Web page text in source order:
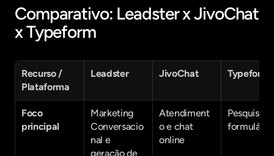
Comparativo: Leadster x JivoChat
x Typeform
Recurso /
Plataforma
Leadster JivoChat Typeform
Foco
principal
Marketing
Conversacio
nal e
geração de
Atendiment
o e chat
online
Pesquisas